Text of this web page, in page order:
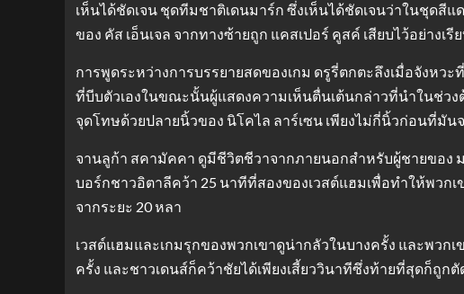
เห็นได้ชัดเจน ชุดทีมชาติเดนมาร์ก ซึ่งเห็นได้ชัดเจนว่าในชุดสี
ของ คัส เอ็นเจล จากทางซ้ายถูก แคสเปอร์ คูสค์ เสียบไว้อย่างเ
การพูดระหว่างการบรรยายสดของเกม ดรูรี่ตกตะลึงเมื่อจังหว
ที่บีบตัวเองในขณะนั้นผู้แสดงความเห็นตื่นเต้นกล่าวที่นำในช่วง
จุดโทษด้วยปลายนิ้วของ นิโคไล ลาร์เซน เพียงไม่กี่นิ้วก่อนที่มั
จานลูก้า สคามัคคา ดูมีชีวิตชีวาจากภายนอกสำหรับผู้ชายของ
บอร์กชาวอิตาลีคว้า 25 นาทีที่สองของเวสต์แฮมเพื่อทำให้พวก
จากระยะ 20 หลา
เวสต์แฮมและเกมรุกของพวกเขาดูน่ากลัวในบางครั้ง และพวก
ครั้ง และชาวเดนส์ก็คว้าชัยได้เพียงเสี้ยววินาทีซึ่งท้ายที่สุดก็ถูก